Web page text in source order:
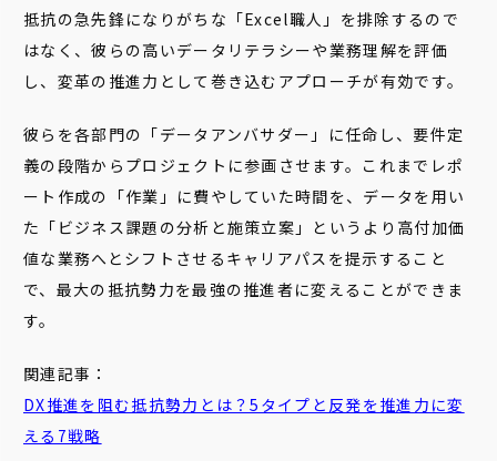
抵抗の急先鋒になりがちな「Excel職人」を排除するので
はなく、彼らの高いデータリテラシーや業務理解を評価
し、変革の推進力として巻き込むアプローチが有効です。
彼らを各部門の「データアンバサダー」に任命し、要件定
義の段階からプロジェクトに参画させます。これまでレポ
ート作成の「作業」に費やしていた時間を、データを用い
た「ビジネス課題の分析と施策立案」というより高付加価
値な業務へとシフトさせるキャリアパスを提示すること
で、最大の抵抗勢力を最強の推進者に変えることができま
す。
関連記事：
DX推進を阻む抵抗勢力とは？5タイプと反発を推進力に変
える7戦略